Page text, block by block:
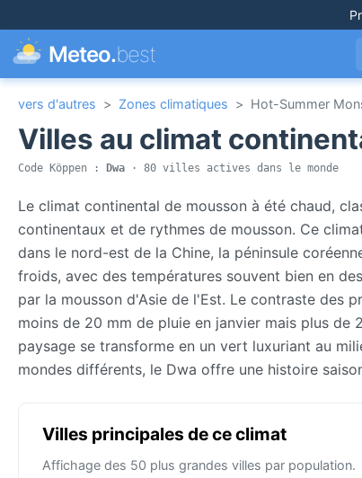
Meteo.best
vers d'autres > Zones climatiques > Hot-Summer
Villes au climat
Code Köppen : Dwa · 80 villes actives dans le monde
Le climat continental de mousson à été chaud,
continentaux et de rythmes de mousson. Ce
dans le nord-est de la Chine, la péninsule
froids, avec des températures souvent bien en
par la mousson d'Asie de l'Est. Le contraste des
moins de 20 mm de pluie en janvier mais plus de
paysage se transforme en un vert luxuriant au
mondes différents, le Dwa offre une histoire
Villes principales de ce climat
Affichage des 50 plus grandes villes par population.